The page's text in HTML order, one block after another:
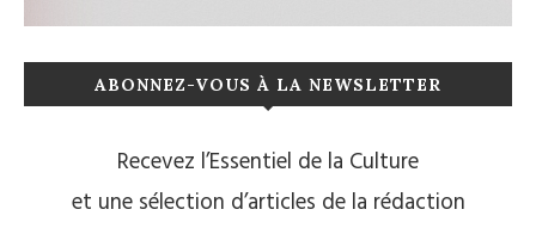
ABONNEZ-VOUS À LA NEWSLETTER
Recevez l’Essentiel de la Culture
et une sélection d’articles de la rédaction